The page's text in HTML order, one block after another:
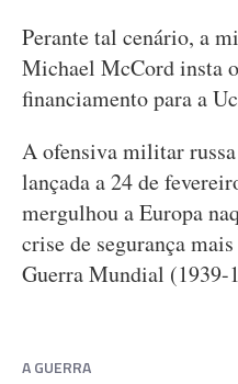
Perante tal cenário, a
Michael McCord insta
financiamento para a
A ofensiva militar
lançada a 24 de
mergulhou a Europa
crise de segurança
Guerra Mundial (1939-
A GUERRA